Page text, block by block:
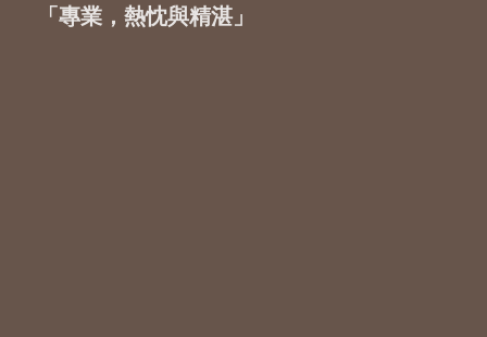
「專業，熱忱與精湛」